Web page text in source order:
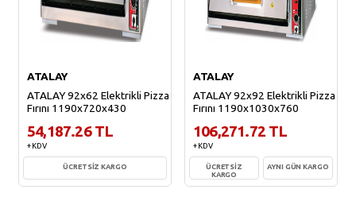
ATALAY
ATALAY 92x62 Elektrikli Pizza
Fırını 1190x720x430
54,187.26 TL
+ KDV
ÜCRETSİZ KARGO
ATALAY
ATALAY 92x92 Elektrikli Pizza
Fırını 1190x1030x760
106,271.72 TL
+ KDV
ÜCRETSİZ
KARGO
AYNI GÜN KARGO